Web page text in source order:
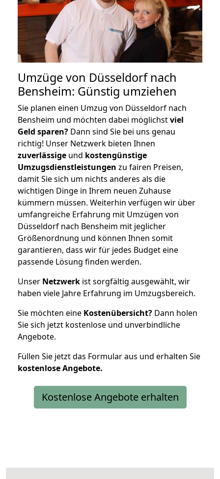
Umzüge von Düsseldorf nach
Bensheim: Günstig umziehen
Sie planen einen Umzug von Düsseldorf nach
Bensheim und möchten dabei möglichstviel
Geld sparen? Dann sind Sie bei uns genau
richtig! Unser Netzwerk bieten Ihnen
zuverlässige und kostengünstige
Umzugsdienstleistungen zu fairen Preisen,
damit Sie sich um nichts anderes als die
wichtigen Dinge in Ihrem neuen Zuhause
kümmern müssen. Weiterhin verfügen wir über
umfangreiche Erfahrung mit Umzügen von
Düsseldorf nach Bensheim mit jeglicher
Größenordnung und können Ihnen somit
garantieren, dass wir für jedes Budget eine
passende Lösung finden werden.
Unser Netzwerk ist sorgfältig ausgewählt, wir
haben viele Jahre Erfahrung im Umzugsbereich.
Sie möchten eine Kostenübersicht? Dann holen
Sie sich jetzt kostenlose und unverbindliche
Angebote.
Füllen Sie jetzt das Formular aus und erhalten Sie
kostenloseAngebote.
Kostenlose Angebote erhalten